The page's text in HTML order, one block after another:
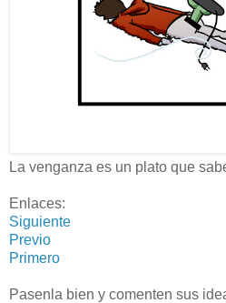
La venganza es un plato que
Enlaces:
Siguiente
Previo
Primero
Pasenla bien y comenten sus